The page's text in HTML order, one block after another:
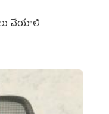
చేయాలి